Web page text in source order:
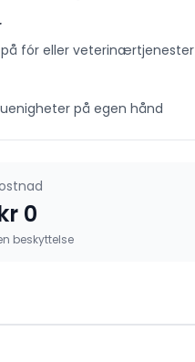
fór eller veterinærtjenester
på egen hånd
0
beskyttelse